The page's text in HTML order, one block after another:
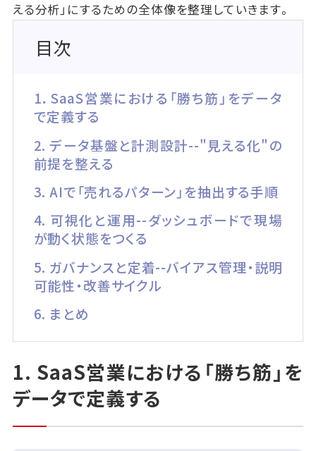
える分析」にするための全体像を整理していきます。
目次
1．SaaS営業における「勝ち筋」をデータ
で定義する
2. データ基盤と計測設計--"見える化"の
前提を整える
3. AIで「売れるパターン」を抽出する手順
4. 可視化と運用--ダッシュボードで現場
が動く状態をつくる
5. ガバナンスと定着--バイアス管理・説明
可能性・改善サイクル
6. まとめ
1. SaaS営業における「勝ち筋」を
データで定義する